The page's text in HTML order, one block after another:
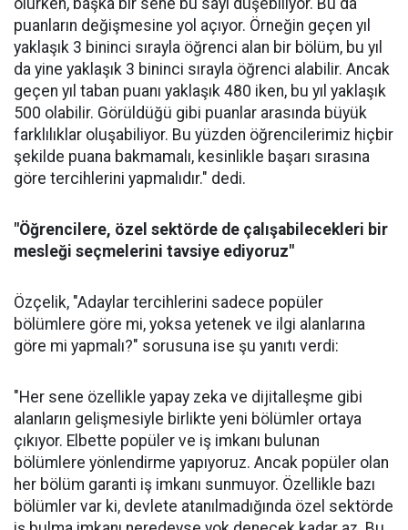
puanların değişmesine yol açıyor. Örneğin geçen yıl
yaklaşık 3 bininci sırayla öğrenci alan bir bölüm, bu yıl
da yine yaklaşık 3 bininci sırayla öğrenci alabilir. Ancak
geçen yıl taban puanı yaklaşık 480 iken, bu yıl yaklaşık
500 olabilir. Görüldüğü gibi puanlar arasında büyük
farklılıklar oluşabiliyor. Bu yüzden öğrencilerimiz hiçbir
şekilde puana bakmamalı, kesinlikle başarı sırasına
göre tercihlerini yapmalıdır." dedi.
"Öğrencilere, özel sektörde de çalışabilecekleri bir
mesleği seçmelerini tavsiye ediyoruz"
Özçelik, "Adaylar tercihlerini sadece popüler
bölümlere göre mi, yoksa yetenek ve ilgi alanlarına
göre mi yapmalı?" sorusuna ise şu yanıtı verdi:
"Her sene özellikle yapay zeka ve dijitalleşme gibi
alanların gelişmesiyle birlikte yeni bölümler ortaya
çıkıyor. Elbette popüler ve iş imkanı bulunan
bölümlere yönlendirme yapıyoruz. Ancak popüler olan
her bölüm garanti iş imkanı sunmuyor. Özellikle bazı
bölümler var ki, devlete atanılmadığında özel sektörde